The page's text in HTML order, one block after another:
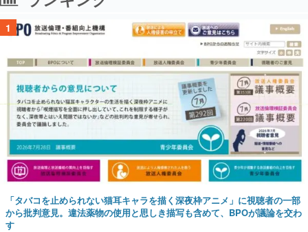
1
「タバコを止められない猫耳キャラを描く深夜枠アニメ」に視聴者の一部
から批判意見。違法薬物の使用と思しき描写も含めて、BPOが議論を交わ
す